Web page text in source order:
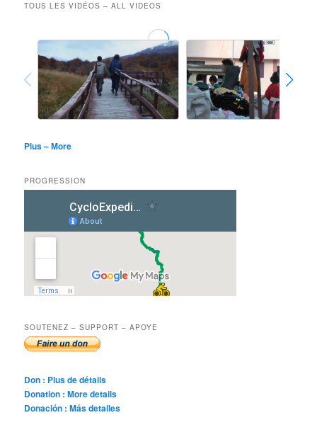
TOUS LES VIDÉOS – ALL VIDEOS
Plus – More
PROGRESSION
SOUTENEZ – SUPPORT – APOYE
Don : Plus de détails
Donation : More details
Donación : Más detalles